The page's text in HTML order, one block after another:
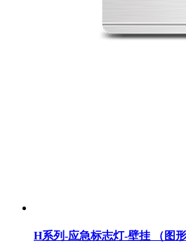
H系列-应急标志灯-壁挂 （图形